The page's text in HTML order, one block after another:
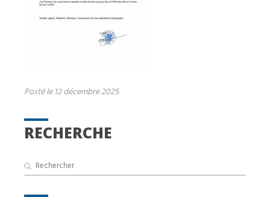
RECHERCHE
Posté le 12 décembre 2025